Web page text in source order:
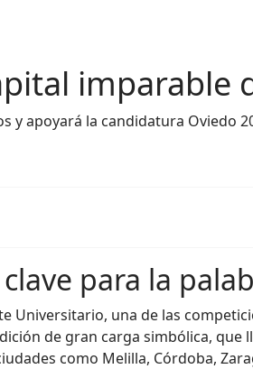
imparable
y apoyará la candidatura Oviedo
para la
Universitario, una de las
de gran carga simbólica, que
como Melilla, Córdoba,